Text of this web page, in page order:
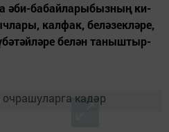
әби-ба­бай­ла­ры­быз­ның ки­
кал­фак, бе­лә­зек­лә­ре,
бе­лән та­ныш­тыр­